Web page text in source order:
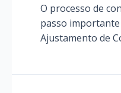
O processo de
passo
Ajustamento de